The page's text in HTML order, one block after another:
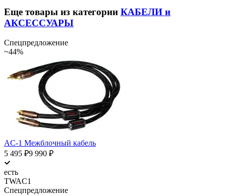
Еще товары из категории КАБЕЛИ и
АКСЕССУАРЫ
Спецпредложение
~44%
AC-1 Межблочный кабель
5 495 ₽9 990 ₽
есть
TWAC1
Спецпредложение